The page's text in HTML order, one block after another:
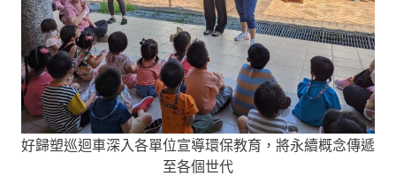
好歸塑巡迴車深入各單位宣導環保教育，將永續概念傳遞
至各個世代